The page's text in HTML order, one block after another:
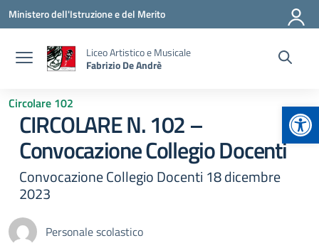
Vai ai contenuti
Vai al menu di navigazione
Vai al footer
Ministero dell'Istruzione e del Merito
Liceo Artistico e Musicale
Fabrizio De Andrè
Circolare 102
CIRCOLARE N. 102 –
Convocazione Collegio Docenti
Convocazione Collegio Docenti 18 dicembre
2023
Personale scolastico